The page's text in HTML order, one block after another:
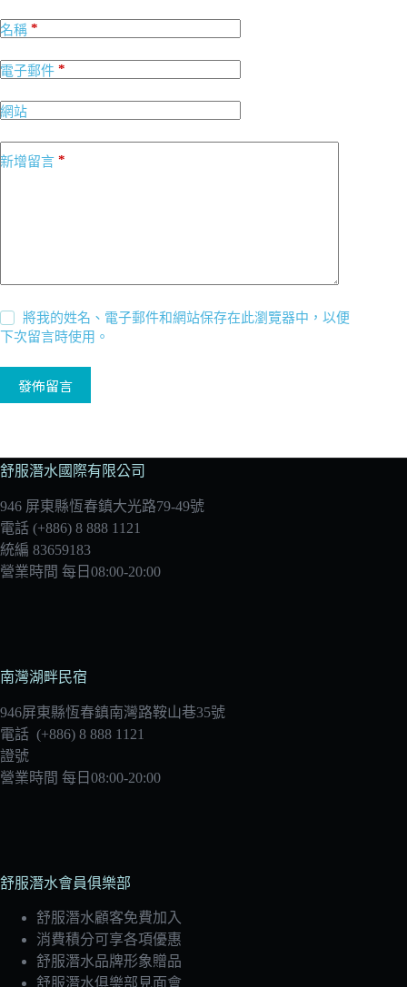
名稱 *
電子郵件 *
網站
新增留言 *
將我的姓名、電子郵件和網站保存在此瀏覽器中，以便
下次留言時使用。
發佈留言
舒服潛水國際有限公司
946 屏東縣恆春鎮大光路79-49號
電話 (+886) 8 888 1121
統編 83659183
營業時間 每日08:00-20:00
南灣湖畔民宿
946屏東縣恆春鎮南灣路鞍山巷35號
電話 (+886) 8 888 1121
證號
營業時間 每日08:00-20:00
舒服潛水會員俱樂部
舒服潛水顧客免費加入
消費積分可享各項優惠
舒服潛水品牌形象贈品
舒服潛水俱樂部見面會